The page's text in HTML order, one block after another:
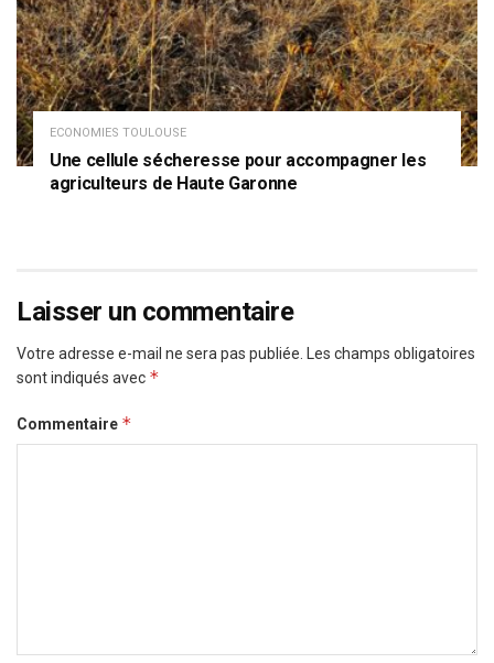
ECONOMIES TOULOUSE
Une cellule sécheresse pour accompagner les
agriculteurs de Haute Garonne
Laisser un commentaire
Votre adresse e-mail ne sera pas publiée. Les champs obligatoires
sont indiqués avec *
Commentaire *